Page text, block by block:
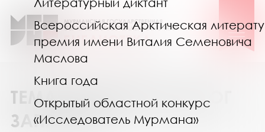
Всероссийская Арктическая
премия имени Виталия Семеновича
Маслова
Книга года
Открытый областной конкурс
«Исследователь Мурмана»
ТЕМАТИЧЕСКИЙ КАТАЛОГ
ЗАПРОСОВ